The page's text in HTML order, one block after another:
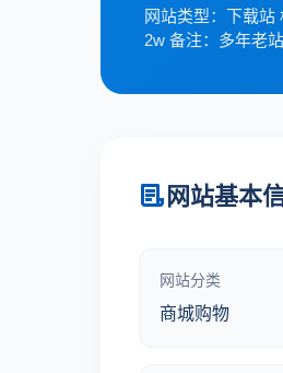
网站类型：下载站
2w 备注：多年老
网站基本
网站分类
商城购物